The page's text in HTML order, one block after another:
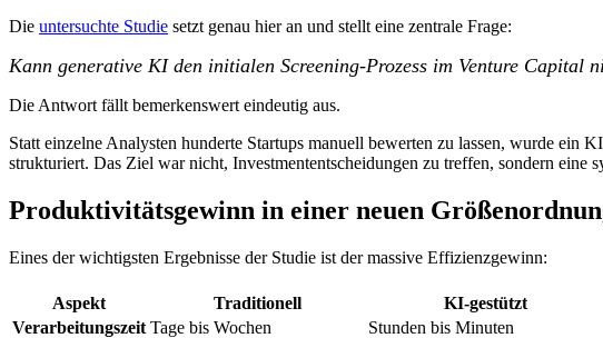
Die untersuchte Studie setzt genau hier an und stellt eine zentrale Frage:
Kann generative KI den initialen Screening-Prozess im Venture Capital
Die Antwort fällt bemerkenswert eindeutig aus.
Statt einzelne Analysten hunderte Startups manuell bewerten zu lassen, wurde ein
strukturiert. Das Ziel war nicht, Investmententscheidungen zu treffen, sondern eine
Produktivitätsgewinn in einer neuen
Eines der wichtigsten Ergebnisse der Studie ist der massive Effizienzgewinn:
Aspekt Traditionell
KI-gestützt
Verarbeitungszeit Tage bis Wochen
Stunden bis Minuten